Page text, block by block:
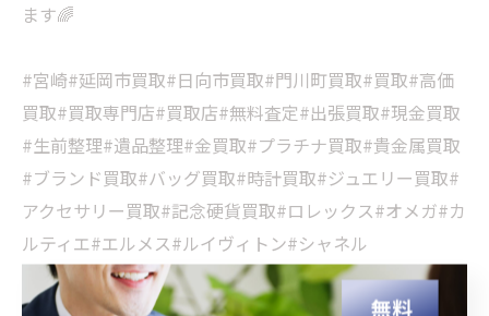
ます🌈
#宮崎#延岡市買取#日向市買取#門川町買取#買取#高価
買取#買取専門店#買取店#無料査定#出張買取#現金買取
#生前整理#遺品整理#金買取#プラチナ買取#貴金属買取
#ブランド買取#バッグ買取#時計買取#ジュエリー買取#
アクセサリー買取#記念硬貨買取#ロレックス#オメガ#カ
ルティエ#エルメス#ルイヴィトン#シャネル